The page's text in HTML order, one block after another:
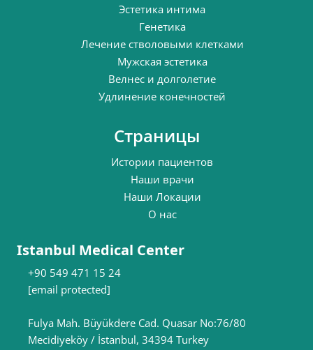
Эстетика интима
Генетика
Лечение стволовыми клетками
Мужская эстетика
Велнес и долголетие
Удлинение конечностей
Страницы
Истории пациентов
Наши врачи
Наши Локации
О нас
Istanbul Medical Center
+90 549 471 15 24
[email protected]
Fulya Mah. Büyükdere Cad. Quasar No:76/80
Mecidiyeköy / İstanbul, 34394 Turkey